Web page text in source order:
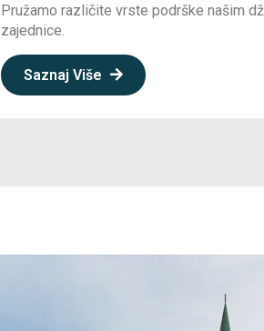
Pružamo različite vrste podrške našim
zajednice.
Saznaj Više